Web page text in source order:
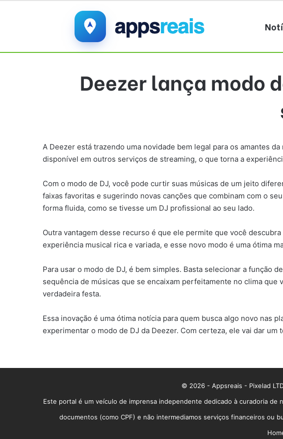
Deezer lança modo
A Deezer está trazendo uma novidade bem legal para os amantes
disponível em outros serviços de streaming, o que torna a
Com o modo de DJ, você pode curtir suas músicas de um jeito
faixas favoritas e sugerindo novas canções que combinam com o
forma fluida, como se tivesse um DJ profissional ao seu lado.
Outra vantagem desse recurso é que ele permite que você
experiência musical rica e variada, e esse novo modo é uma ótima
Para usar o modo de DJ, é bem simples. Basta selecionar a função
sequência de músicas que se encaixam perfeitamente no clima
verdadeira festa.
Essa inovação é uma ótima notícia para quem busca algo novo nas
experimentar o modo de DJ da Deezer. Com certeza, ele vai dar um
© 2026 - Appsreais - Pixelad
Este portal é um veículo de imprensa independente dedicado à curadoria
documentos (como CPF) e não intermediamos serviços financeiros ou